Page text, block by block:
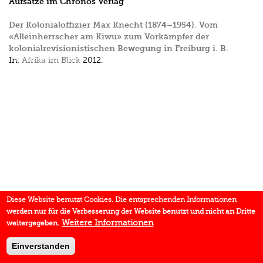
Der Kolonialoffizier Max Knecht (1874–1954). Vom
«Alleinherrscher am Kiwu» zum Vorkämpfer der
kolonialrevisionistischen Bewegung in Freiburg i. B.
In: Afrika im Blick 2012.
Diese Website benutzt Cookies. Die entsprechenden Informationen
werden nur für die Verbesserung der Website benutzt und nicht an Dritte
weitergegeben. Weitere Informationen
Einverstanden